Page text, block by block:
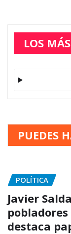
LOS
PUEDES
POLÍTICA
Javier
destaca